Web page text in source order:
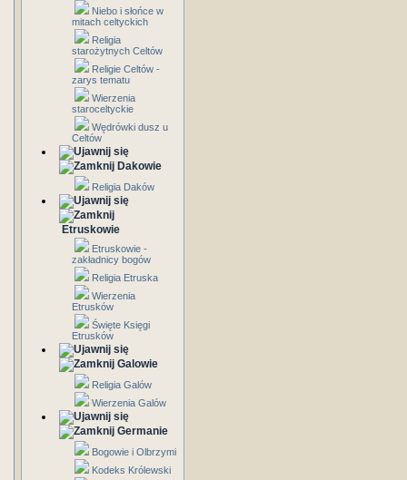
Niebo i słońce w
mitach celtyckich
Religia
starożytnych Celtów
Religie Celtów -
zarys tematu
Wierzenia
staroceltyckie
Wędrówki dusz u
Celtów
Dakowie
Religia Daków
Etruskowie
Etruskowie -
zakładnicy bogów
Religia Etruska
Wierzenia
Etrusków
Święte Księgi
Etrusków
Galowie
Religia Galów
Wierzenia Galów
Germanie
Bogowie i Olbrzymi
Kodeks Królewski